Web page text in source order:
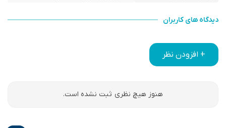
دیدگاه های کاربران
+ افزودن نظر
هنوز هیچ نظری ثبت نشده است.